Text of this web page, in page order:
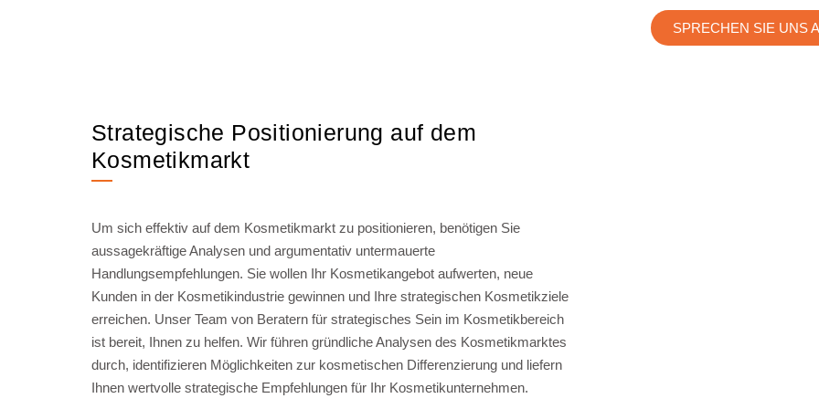
SPRECHEN SIE UNS
Strategische Positionierung auf dem
Kosmetikmarkt
Um sich effektiv auf dem Kosmetikmarkt zu positionieren, benötigen Sie
aussagekräftige Analysen und argumentativ untermauerte
Handlungsempfehlungen. Sie wollen Ihr Kosmetikangebot aufwerten, neue
Kunden in der Kosmetikindustrie gewinnen und Ihre strategischen Kosmetikziele
erreichen. Unser Team von Beratern für strategisches Sein im Kosmetikbereich
ist bereit, Ihnen zu helfen. Wir führen gründliche Analysen des Kosmetikmarktes
durch, identifizieren Möglichkeiten zur kosmetischen Differenzierung und liefern
Ihnen wertvolle strategische Empfehlungen für Ihr Kosmetikunternehmen.